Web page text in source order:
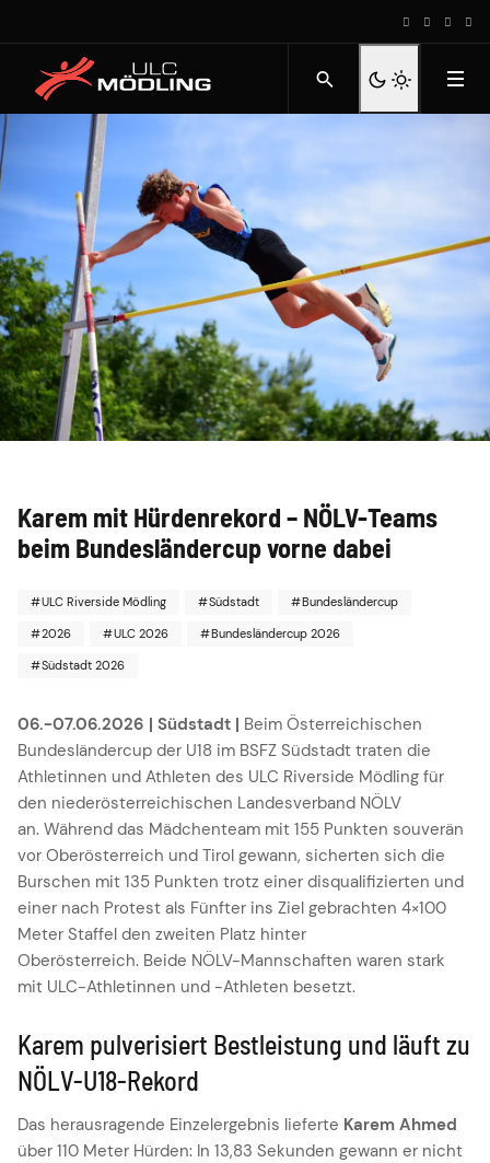
Karem mit Hürdenrekord – NÖLV-Teams
beim Bundesländercup vorne dabei
ULC Riverside Mödling Südstadt Bundesländercup
2026 ULC 2026 Bundesländercup 2026
Südstadt 2026
06.-07.06.2026 | Südstadt | Beim Österreichischen
Bundesländercup der U18 im BSFZ Südstadt traten die
Athletinnen und Athleten des ULC Riverside Mödling für
den niederösterreichischen Landesverband NÖLV
an. Während das Mädchenteam mit 155 Punkten souverän
vor Oberösterreich und Tirol gewann, sicherten sich die
Burschen mit 135 Punkten trotz einer disqualifizierten und
einer nach Protest als Fünfter ins Ziel gebrachten 4×100
Meter Staffel den zweiten Platz hinter
Oberösterreich. Beide NÖLV-Mannschaften waren stark
mit ULC-Athletinnen und -Athleten besetzt.
Karem pulverisiert Bestleistung und läuft zu
NÖLV-U18-Rekord
Das herausragende Einzelergebnis lieferte Karem Ahmed
über 110 Meter Hürden: In 13,83 Sekunden gewann er nicht